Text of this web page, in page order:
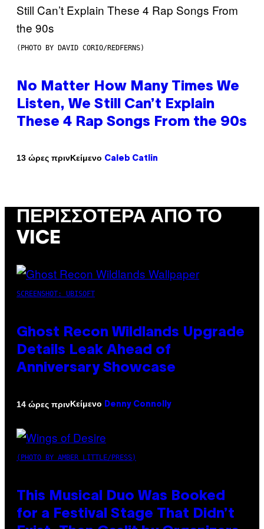
(PHOTO BY DAVID CORIO/REDFERNS)
No Matter How Many Times We
Listen, We Still Can’t Explain
These 4 Rap Songs From the 90s
13 ώρες πρινΚείμενο Caleb Catlin
ΠΕΡΙΣΣΌΤΕΡΑ ΑΠΌ ΤΟ
VICE
SCREENSHOT: UBISOFT
Ghost Recon Wildlands Upgrade
Details Leak Ahead of
Anniversary Showcase
14 ώρες πρινΚείμενο Denny Connolly
(PHOTO BY AMBER LITTLE/PRESS)
This Musical Duo Was Booked
for a Festival Stage That Didn’t